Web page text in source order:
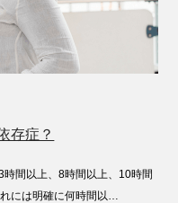
存症？
間以上、8時間以上、10時間
には明確に何時間以…